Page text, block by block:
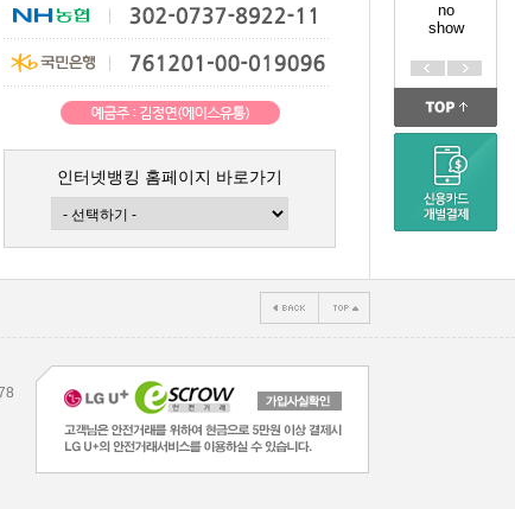
no
show
인터넷뱅킹 홈페이지 바로가기